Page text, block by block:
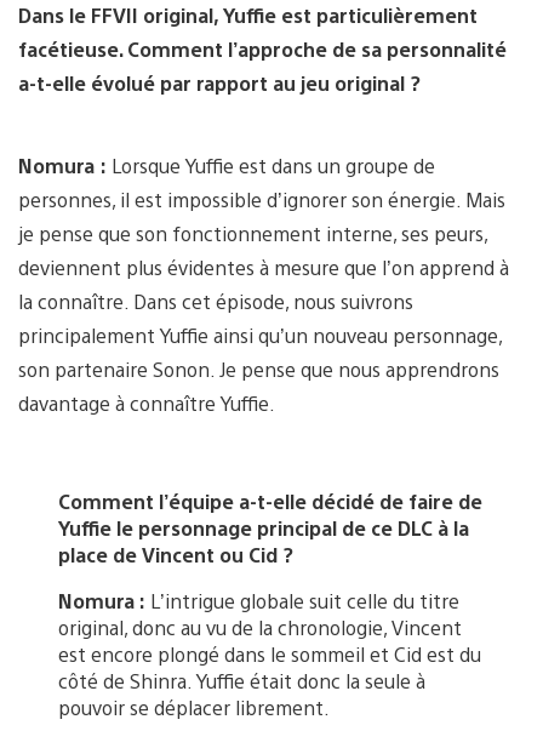
Dans le FFVII original, Yuffie est particulièrement
facétieuse. Comment l’approche de sa personnalité
a-t-elle évolué par rapport au jeu original ?
Nomura : Lorsque Yuffie est dans un groupe de
personnes, il est impossible d’ignorer son énergie. Mais
je pense que son fonctionnement interne, ses peurs,
deviennent plus évidentes à mesure que l’on apprend à
la connaître. Dans cet épisode, nous suivrons
principalement Yuffie ainsi qu’un nouveau personnage,
son partenaire Sonon. Je pense que nous apprendrons
davantage à connaître Yuffie.
Comment l’équipe a-t-elle décidé de faire de
Yuffie le personnage principal de ce DLC à la
place de Vincent ou Cid ?
Nomura : L’intrigue globale suit celle du titre
original, donc au vu de la chronologie, Vincent
est encore plongé dans le sommeil et Cid est du
côté de Shinra. Yuffie était donc la seule à
pouvoir se déplacer librement.